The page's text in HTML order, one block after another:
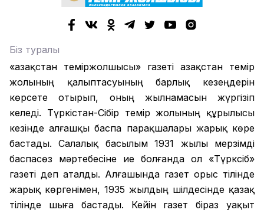
Біз туралы
«Қазақстан теміржолшысы» газеті Қазақстан темір
жолының қалыптасуының барлық кезеңдерін
көрсете отырып, оның жылнамасын жүргізіп
келеді. Түркістан-Сібір темір жолының құрылысы
кезінде алғашқы баспа парақшалары жарық көре
бастады. Салалық басылым 1931 жылы мерзімді
баспасөз мәртебесіне ие болғанда ол «Түрксіб»
газеті деп аталды. Алғашында газет орыс тілінде
жарық көргенімен, 1935 жылдың шілдесінде қазақ
тілінде шыға бастады. Кейін газет біраз уақыт